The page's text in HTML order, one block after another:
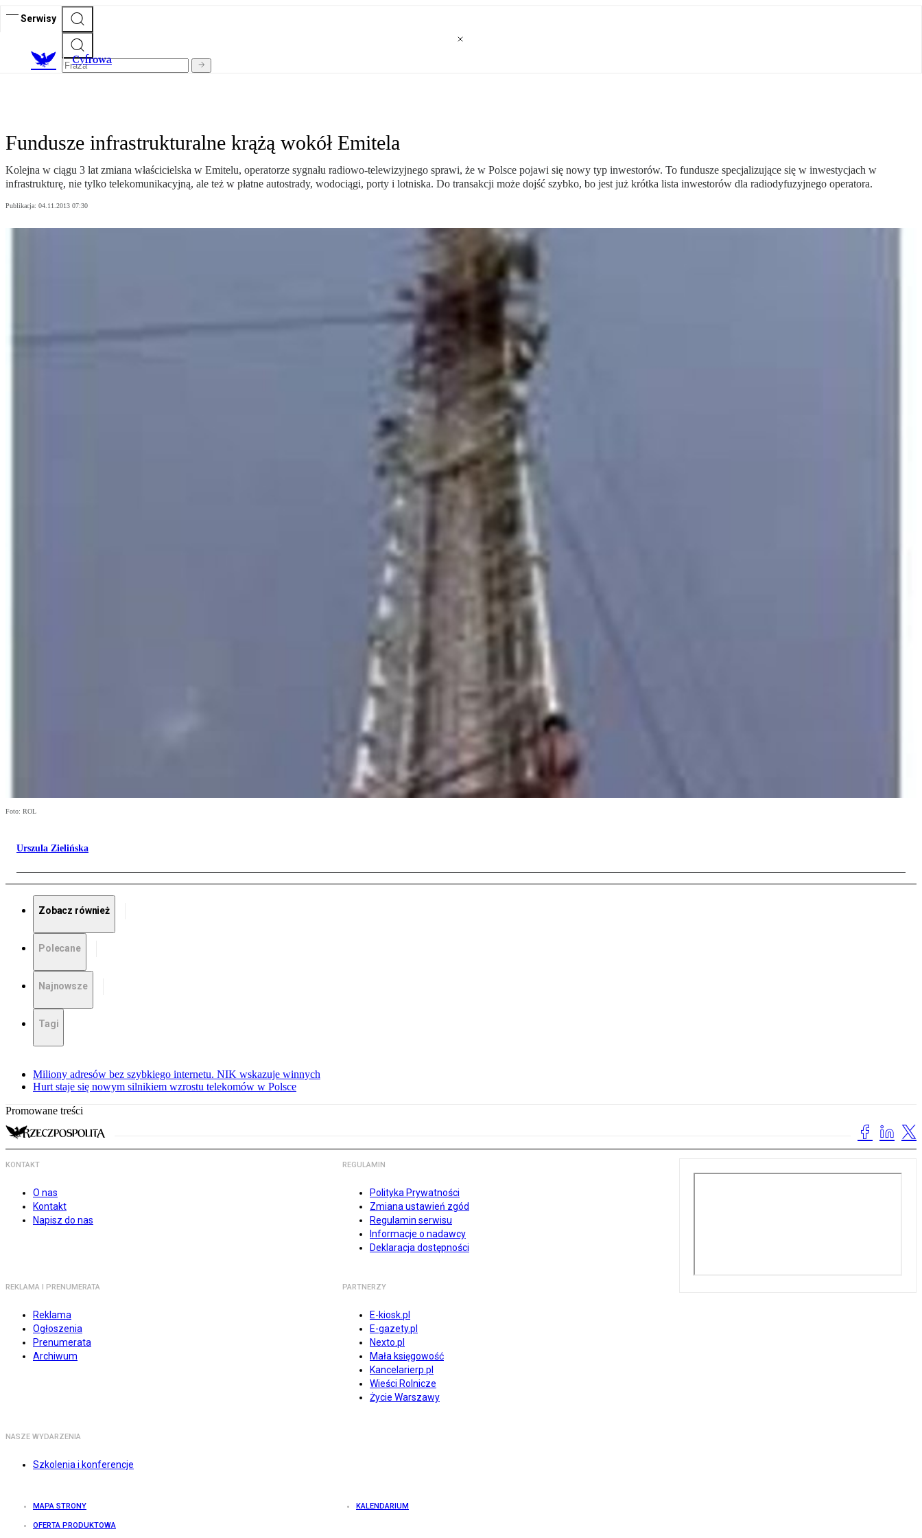
Serwisy
Cyfrowa
Fundusze infrastrukturalne krążą wokół Emitela
Kolejna w ciągu 3 lat zmiana właścicielska w Emitelu, operatorze sygnału radiowo-telewizyjnego sprawi, że w Polsce pojawi się nowy typ inwestorów. To fundusze specjalizujące się w inwestycjach w
infrastrukturę, nie tylko telekomunikacyjną, ale też w płatne autostrady, wodociągi, porty i lotniska. Do transakcji może dojść szybko, bo jest już krótka lista inwestorów dla radiodyfuzyjnego operatora.
Publikacja: 04.11.2013 07:30
Foto: ROL
Urszula Zielińska
Zobacz również
Polecane
Najnowsze
Tagi
Miliony adresów bez szybkiego internetu. NIK wskazuje winnych
Hurt staje się nowym silnikiem wzrostu telekomów w Polsce
Promowane treści
KONTAKT
O nas
Kontakt
Napisz do nas
REGULAMIN
Polityka Prywatności
Zmiana ustawień zgód
Regulamin serwisu
Informacje o nadawcy
Deklaracja dostępności
REKLAMA I PRENUMERATA
Reklama
Ogłoszenia
Prenumerata
Archiwum
PARTNERZY
E-kiosk.pl
E-gazety.pl
Nexto.pl
Mała księgowość
Kancelarierp.pl
Wieści Rolnicze
Życie Warszawy
NASZE WYDARZENIA
Szkolenia i konferencje
MAPA STRONY KALENDARIUM
OFERTA PRODUKTOWA